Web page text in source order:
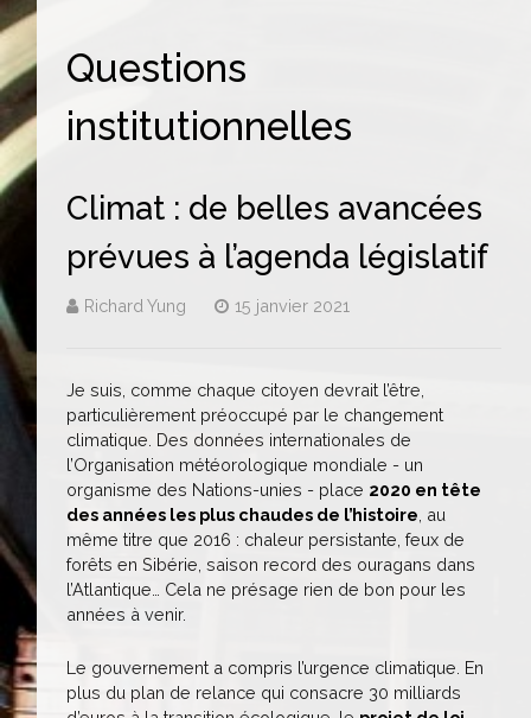
Questions
institutionnelles
Climat : de belles avancées
prévues à l’agenda législatif
Richard Yung 15 janvier 2021
Je suis, comme chaque citoyen devrait l’être,
particulièrement préoccupé par le changement
climatique. Des données internationales de
l’Organisation météorologique mondiale - un
organisme des Nations-unies - place 2020 en tête
des années les plus chaudes de l’histoire , au
même titre que 2016 : chaleur persistante, feux de
forêts en Sibérie, saison record des ouragans dans
l’Atlantique… Cela ne présage rien de bon pour les
années à venir.
Le gouvernement a compris l’urgence climatique. En
plus du plan de relance qui consacre 30 milliards